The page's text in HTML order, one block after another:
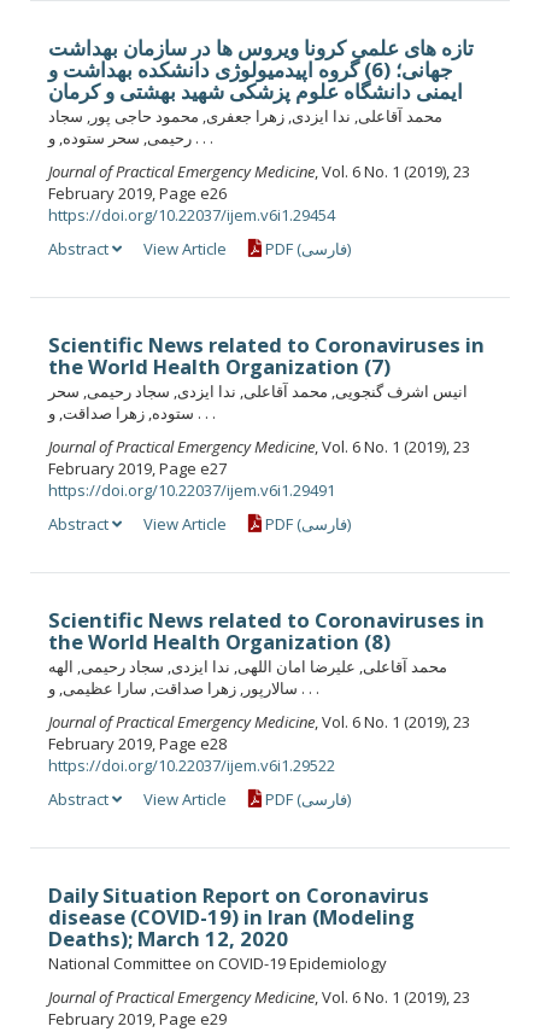
تازه های علمی کرونا ویروس ها در سازمان بهداشت
جهانی؛ (6) گروه اپیدمیولوژی دانشکده بهداشت و
ایمنی دانشگاه علوم پزشکی شهید بهشتی و کرمان
محمد آقاعلی, ندا ایزدی, زهرا جعفری, محمود حاجی پور, سجاد
رحیمی, سحر ستوده, و . . .
Journal of Practical Emergency Medicine, Vol. 6 No. 1 (2019), 23
February 2019, Page e26
https://doi.org/10.22037/ijem.v6i1.29454
Abstract
View Article PDF (فارسی)
Scientific News related to Coronaviruses in
the World Health Organization (7)
انیس اشرف گنجویی, محمد آقاعلی, ندا ایزدی, سجاد رحیمی, سحر
ستوده, زهرا صداقت, و . . .
Journal of Practical Emergency Medicine, Vol. 6 No. 1 (2019), 23
February 2019, Page e27
https://doi.org/10.22037/ijem.v6i1.29491
Abstract
View Article PDF (فارسی)
Scientific News related to Coronaviruses in
the World Health Organization (8)
محمد آقاعلی, علیرضا امان اللهی, ندا ایزدی, سجاد رحیمی, الهه
سالارپور, زهرا صداقت, سارا عظیمی, و . . .
Journal of Practical Emergency Medicine, Vol. 6 No. 1 (2019), 23
February 2019, Page e28
https://doi.org/10.22037/ijem.v6i1.29522
Abstract
View Article PDF (فارسی)
Daily Situation Report on Coronavirus
disease (COVID-19) in Iran (Modeling
Deaths); March 12, 2020
National Committee on COVID-19 Epidemiology
Journal of Practical Emergency Medicine, Vol. 6 No. 1 (2019), 23
February 2019, Page e29